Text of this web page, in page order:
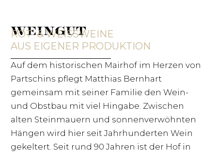
WEINGUT
ROT- & WEISSWEINE
AUS EIGENER PRODUKTION
Auf dem historischen Mairhof im Herzen von
Partschins pflegt Matthias Bernhart
gemeinsam mit seiner Familie den Wein-
und Obstbau mit viel Hingabe. Zwischen
alten Steinmauern und sonnenverwöhnten
Hängen wird hier seit Jahrhunderten Wein
gekeltert. Seit rund 90 Jahren ist der Hof in